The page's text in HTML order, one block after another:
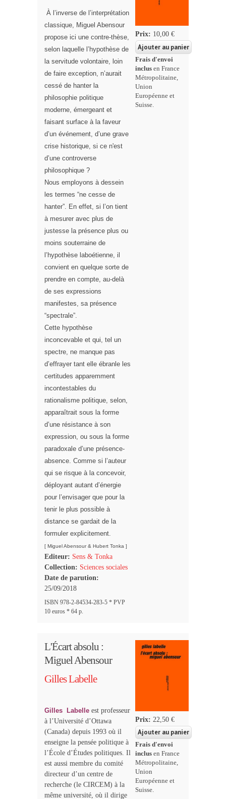
À l’inverse de l’interprétation
classique, Miguel Abensour
propose ici une contre-thèse,
selon laquelle l’hypothèse de
la servitude volontaire, loin
de faire exception, n’aurait
cessé de hanter la
philosophie politique
moderne, émergeant et
faisant surface à la faveur
d’un événement, d’une grave
crise historique, si ce n'est
d’une controverse
philosophique ?
Nous employons à dessein
les termes “ne cesse de
hanter”. En effet, si l’on tient
à mesurer avec plus de
justesse la présence plus ou
moins souterraine de
l’hypothèse laboétienne, il
convient en quelque sorte de
prendre en compte, au-delà
de ses expressions
manifestes, sa présence
“spectrale”.
Cette hypothèse
inconcevable et qui, tel un
spectre, ne manque pas
d’effrayer tant elle ébranle les
certitudes apparemment
incontestables du
rationalisme politique, selon,
apparaîtrait sous la forme
d’une résistance à son
expression, ou sous la forme
paradoxale d’une présence-
absence. Comme si l’auteur
qui se risque à la concevoir,
déployant autant d’énergie
pour l’envisager que pour la
tenir le plus possible à
distance se gardait de la
formuler explicitement.
[ Miguel Abensour & Hubert Tonka ]
Editeur: Sens & Tonka
Collection: Sciences sociales
Date de parution:
25/09/2018
ISBN 978-2-84534-283-5 * PVP
10 euros * 64 p.
Prix: 10,00 €
Frais d'envoi
inclus en France
Métropolitaine,
Union
Européenne et
Suisse.
L'Écart absolu :
Miguel Abensour
Gilles Labelle
Gilles Labelle est professeur
à l’Université d’Ottawa
(Canada) depuis 1993 où il
enseigne la pensée politique à
l’École d’Études politiques. Il
est aussi membre du comité
directeur d’un centre de
recherche (le CIRCEM) à la
même université, où il dirige
Prix: 22,50 €
Frais d'envoi
inclus en France
Métropolitaine,
Union
Européenne et
Suisse.